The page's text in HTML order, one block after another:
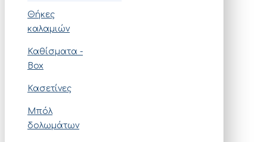
Θήκες
καλαμιών
Καθίσματα -
Box
Κασετίνες
Μπόλ
δολωμάτων